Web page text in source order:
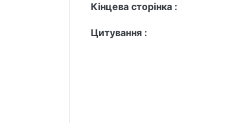
Кінцева сторінка :
Цитування :